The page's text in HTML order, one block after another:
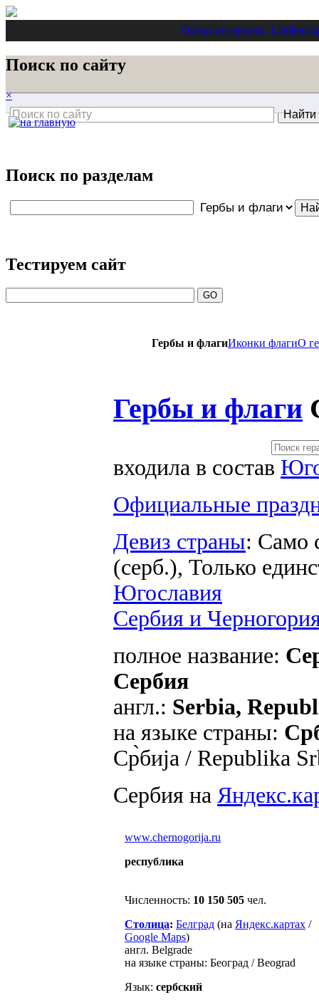
Обзор интернета- LiteВеб-
Поиск по сайту
×
Поиск по разделам
Тестируем сайт
Гербы и флагиИконки флагиO
Гербы и флаги
входила в состав
Официальные
Девиз страны: Само
(серб.), Только
Югославия
Сербия и
полное название:
Сербия
англ.: Serbia,
на языке страны:
Ср̀бија / Republika
Сербия на
www.chernogorija.ru
республика
Численность: 10 150 505 чел.
Столица: Белград (на Яндекс.картах /
Google Maps)
англ. Belgrade
на языке страны: Београд / Beograd
Язык: сербский